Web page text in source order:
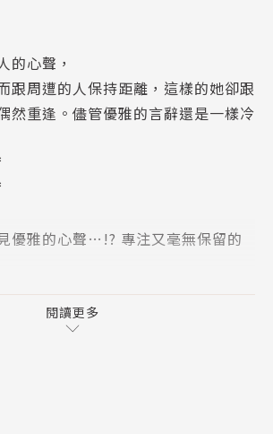
的心聲，
跟周遭的人保持距離，這樣的她卻跟
然重逢。儘管優雅的言辭還是一樣冷
優雅的心聲…!? 專注又毫無保留的
閱讀更多